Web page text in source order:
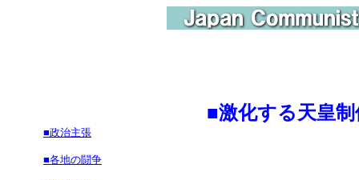
■政治主張
■各地の闘争
■激化する天皇